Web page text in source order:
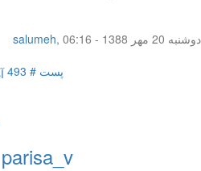
salumeh,
دوشنبه 20 مهر 1388 - 06:16
پست # 493
parisa_v